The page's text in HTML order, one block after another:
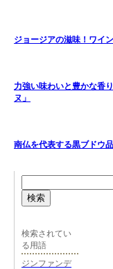
ジョージアの滋味！ワイ
力強い味わいと豊かな香
ヌ」
南仏を代表する黒ブドウ
検索
検索されてい
る用語
ジンファンデ